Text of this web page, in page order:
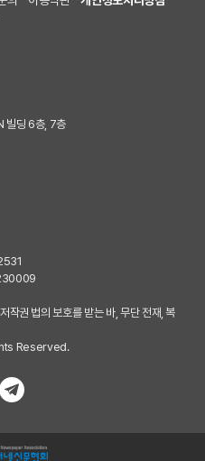
빌딩 6층, 7층
권 법의 보호를 받는 바, 무단 전재, 복
Reserved.